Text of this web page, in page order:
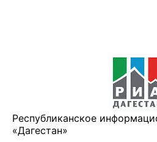
Республиканское
«Дагестан»